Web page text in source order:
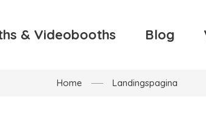
& Videobooths Blog
Home Landingspagina